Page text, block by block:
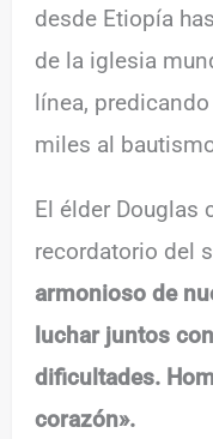
desde Etiopía
de la iglesia
línea,
miles al
El élder Douglas
recordatorio del
armonioso de
luchar juntos
dificultades.
corazón».